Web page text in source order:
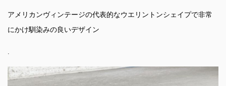
アメリカンヴィンテージの代表的なウエリントンシェイプで非常
にかけ馴染みの良いデザイン